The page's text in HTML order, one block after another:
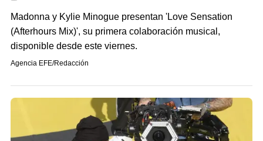
Madonna y Kylie Minogue presentan 'Love Sensation
(Afterhours Mix)', su primera colaboración musical,
disponible desde este viernes.
Agencia EFE/Redacción